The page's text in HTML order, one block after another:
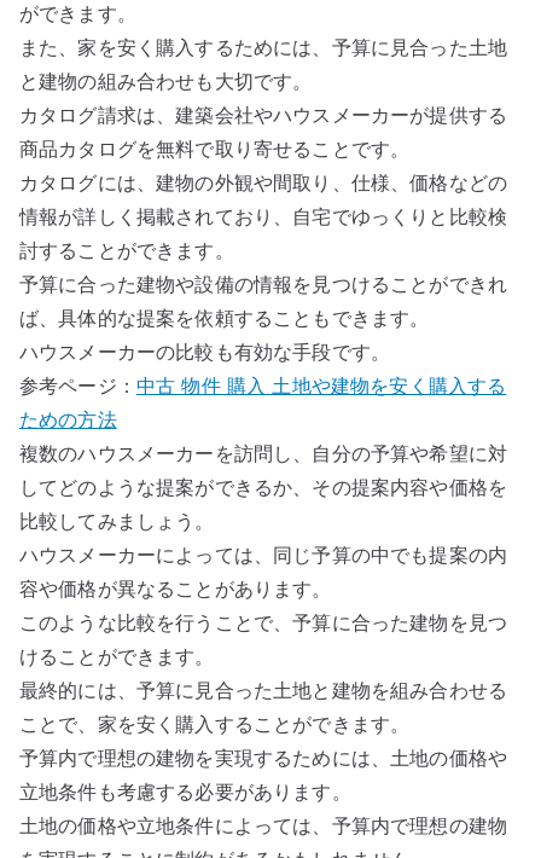
ができます。
また、家を安く購入するためには、予算に見合った土地
と建物の組み合わせも大切です。
カタログ請求は、建築会社やハウスメーカーが提供する
商品カタログを無料で取り寄せることです。
カタログには、建物の外観や間取り、仕様、価格などの
情報が詳しく掲載されており、自宅でゆっくりと比較検
討することができます。
予算に合った建物や設備の情報を見つけることができれ
ば、具体的な提案を依頼することもできます。
ハウスメーカーの比較も有効な手段です。
参考ページ： 中古 物件 購入 土地や建物を安く購入する
ための方法
複数のハウスメーカーを訪問し、自分の予算や希望に対
してどのような提案ができるか、その提案内容や価格を
比較してみましょう。
ハウスメーカーによっては、同じ予算の中でも提案の内
容や価格が異なることがあります。
このような比較を行うことで、予算に合った建物を見つ
けることができます。
最終的には、予算に見合った土地と建物を組み合わせる
ことで、家を安く購入することができます。
予算内で理想の建物を実現するためには、土地の価格や
立地条件も考慮する必要があります。
土地の価格や立地条件によっては、予算内で理想の建物